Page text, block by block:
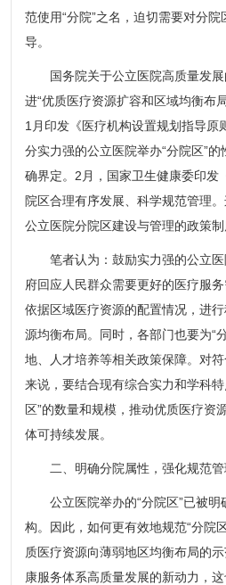
范使用“分院”之名，迫切需要对分
导。
国务院关于公立医院高质量发展
进“优质医疗资源扩容和区域均衡布
1月印发《医疗机构设置规划指导原
分实力强的公立医院举办“分院区”
确界定。2月，国家卫生健康委印发
院区合理有序发展、科学规范管理
公立医院分院区建设与管理的政策制
笔者认为：鼓励实力强的公立医
府回应人民群众需要更好的医疗服
依据区域医疗资源的配置情况，进
源均衡布局。同时，各部门也要为“
地、人才培养等相关政策保障。对
来说，要结合现有综合实力和学科
区”的数量和规模，推动优质医疗资
体可持续发展。
二、明确分院属性，强化规范管
公立医院举办的“分院区”已被明
构。因此，如何更有效地规范“分院
质医疗资源向薄弱地区均衡布局的
康服务体系高质量发展的新动力，这